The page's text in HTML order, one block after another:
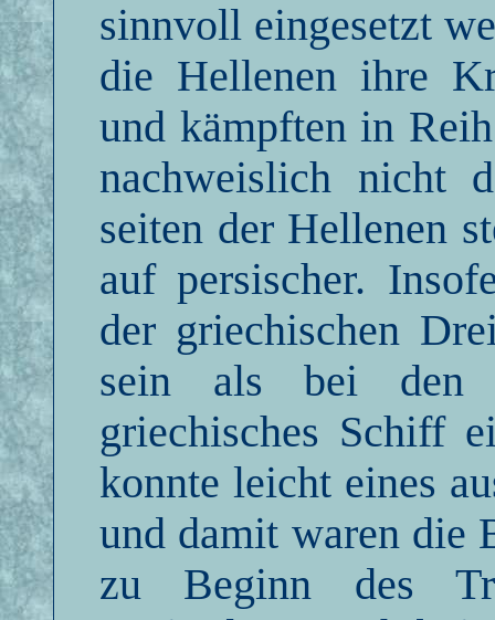
sinnvoll eingesetzt
die Hellenen ihre
und kämpften in
nachweislich nicht
seiten der Hellenen
auf persischer.
der griechischen
sein als bei den
griechisches Schiff
konnte leicht eines
und damit waren die
zu Beginn des